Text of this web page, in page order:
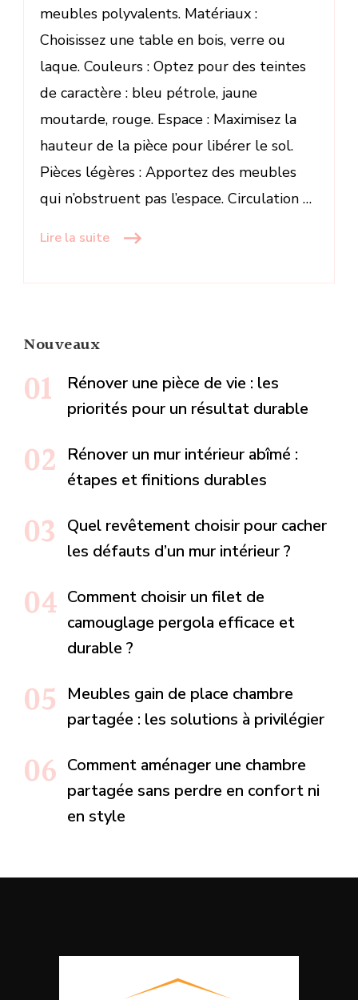
meubles polyvalents. Matériaux :
Choisissez une table en bois, verre ou
laque. Couleurs : Optez pour des teintes
de caractère : bleu pétrole, jaune
moutarde, rouge. Espace : Maximisez la
hauteur de la pièce pour libérer le sol.
Pièces légères : Apportez des meubles
qui n’obstruent pas l’espace. Circulation …
Lire la suite
Nouveaux
Rénover une pièce de vie : les
priorités pour un résultat durable
Rénover un mur intérieur abîmé :
étapes et finitions durables
Quel revêtement choisir pour cacher
les défauts d’un mur intérieur ?
Comment choisir un filet de
camouglage pergola efficace et
durable ?
Meubles gain de place chambre
partagée : les solutions à privilégier
Comment aménager une chambre
partagée sans perdre en confort ni
en style